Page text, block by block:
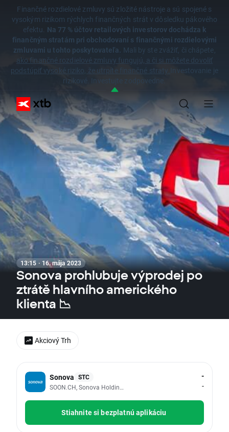
Finančné rozdielové zmluvy sú zložité nástroje a sú spojené s
vysokým rizikom rýchlych finančných strát v dôsledku pákového
efektu. Na 77 % účtov retailových investorov dochádza k
finančným stratám pri obchodovaní s finančnými rozdielovými
zmluvami u tohto poskytovateľa. Mali by ste zvážiť, či chápete,
ako finančné rozdielové zmluvy fungujú, a či si môžete dovoliť
podstúpiť vysoké riziko, že utrpíte finančné straty. Investovanie je
rizikové. Investujte zodpovedne.
13:15 · 16. mája 2023
Sonova prohlubuje výprodej po
ztrátě hlavního amerického
klienta 📉
Sonova STC
SOON.CH, Sonova Holding AG
-
-
Stiahnite si bezplatnú aplikáciu
Akciový Trh